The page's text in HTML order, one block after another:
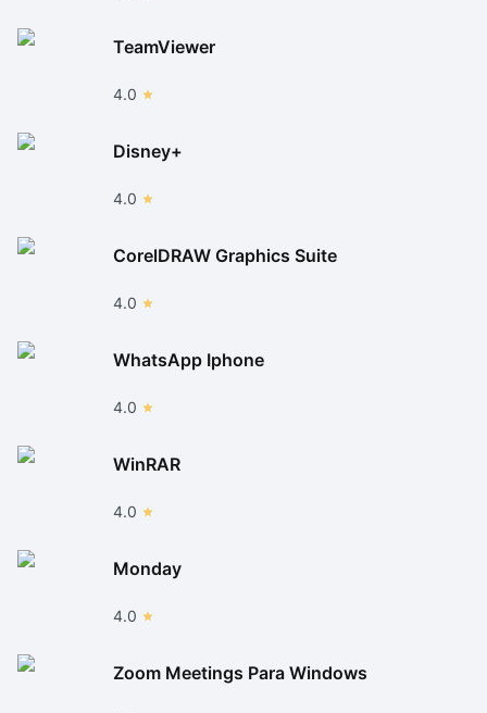
TeamViewer
4.0
Disney+
4.0
CorelDRAW Graphics Suite
4.0
WhatsApp Iphone
4.0
WinRAR
4.0
Monday
4.0
Zoom Meetings Para Windows